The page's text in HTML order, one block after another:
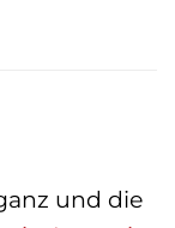
und die